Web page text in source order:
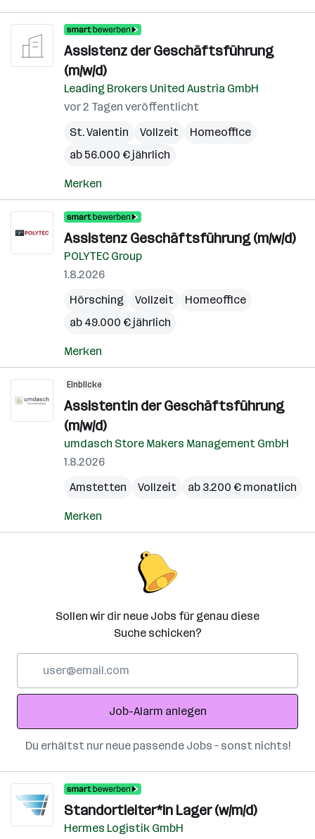
Assistenz der Geschäftsführung
(m/w/d)
Leading Brokers United Austria GmbH
vor 2 Tagen veröffentlicht
St. Valentin
Vollzeit
Homeoffice
ab 56.000 € jährlich
Merken
Assistenz Geschäftsführung (m/w/d)
POLYTEC Group
1.8.2026
Hörsching
Vollzeit
Homeoffice
ab 49.000 € jährlich
Merken
Einblicke
Assistentin der Geschäftsführung
(m/w/d)
umdasch Store Makers Management GmbH
1.8.2026
Amstetten
Vollzeit ab 3.200 € monatlich
Merken
Sollen wir dir neue Jobs für genau diese
Suche schicken?
Adresse
Job-Alarm anlegen
Du erhältst nur neue passende Jobs – sonst nichts!
Standortleiter*in Lager (w/m/d)
Hermes Logistik GmbH